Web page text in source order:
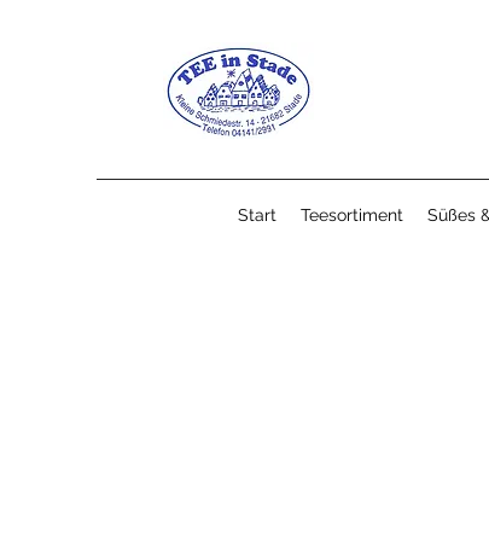
Start Teesortiment Süßes